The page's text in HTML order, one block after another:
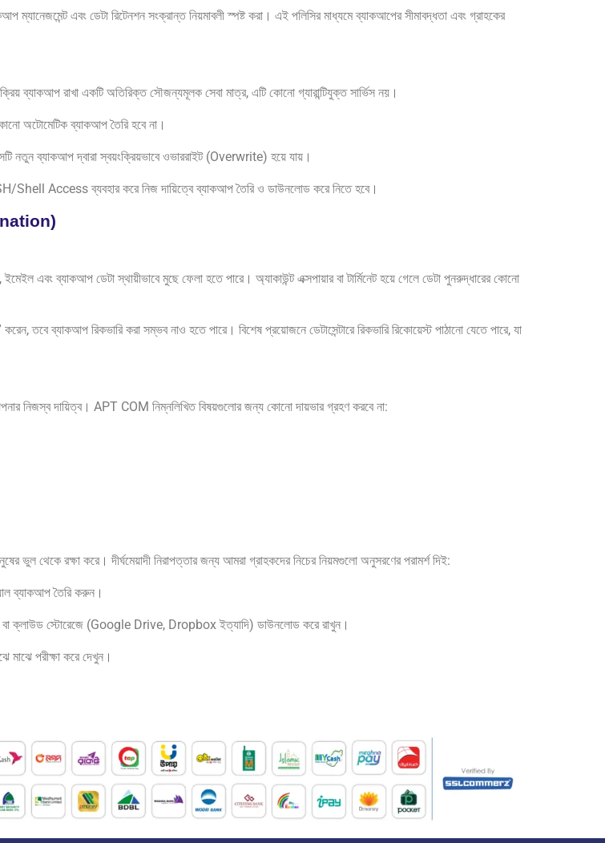
এবং ডেটা রিটেনশন সংক্রান্ত নিয়মাবলী স্পষ্ট করা। এই পলিসির মাধ্যমে ব্যাকআপের সীমাবদ্ধতা এবং গ্রাহকের
ব্যাকআপ রাখা একটি অতিরিক্ত সৌজন্যমূলক সেবা মাত্র, এটি কোনো গ্যারান্টিযুক্ত সার্ভিস নয়।
অটোমেটিক ব্যাকআপ তৈরি হবে না।
নতুন ব্যাকআপ দ্বারা স্বয়ংক্রিয়ভাবে ওভাররাইট (Overwrite) হয়ে যায়।
Shell Access ব্যবহার করে নিজ দায়িত্বে ব্যাকআপ তৈরি ও ডাউনলোড করে নিতে হবে।
এবং ব্যাকআপ ডেটা স্থায়ীভাবে মুছে ফেলা হতে পারে। অ্যাকাউন্ট এক্সপায়ার বা টার্মিনেট হয়ে গেলে ডেটা পুনরুদ্ধারের কোনো
তবে ব্যাকআপ রিকভারি করা সম্ভব নাও হতে পারে। বিশেষ প্রয়োজনে ডেটাসেন্টারে রিকভারি রিকোয়েস্ট পাঠানো যেতে পারে, যা
নিজস্ব দায়িত্ব। APT COM নিম্নলিখিত বিষয়গুলোর জন্য কোনো দায়ভার গ্রহণ করবে না:
ভুল থেকে রক্ষা করে। দীর্ঘমেয়াদী নিরাপত্তার জন্য আমরা গ্রাহকদের নিচের নিয়মগুলো অনুসরণের পরামর্শ দিই:
ব্যাকআপ তৈরি করুন।
বা ক্লাউড স্টোরেজে (Google Drive, Dropbox ইত্যাদি) ডাউনলোড করে রাখুন।
মাঝে পরীক্ষা করে দেখুন।